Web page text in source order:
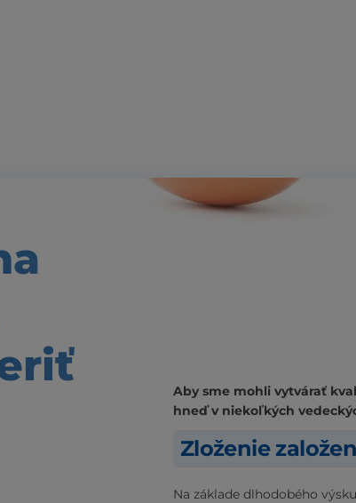
Aby sme mohli vytvárať
hneď v niekoľkých
Zloženie
Na základe dlhodobého